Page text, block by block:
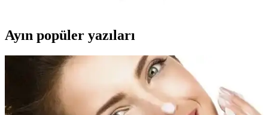
Ayın popüler yazıları